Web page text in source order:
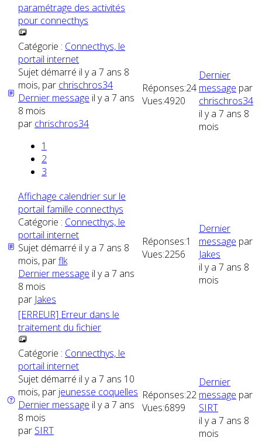
paramétrage des activités
pour connecthys
Catégorie : Connecthys, le
portail internet
Sujet démarré il y a 7 ans 8
mois, par chrischros34
Dernier message il y a 7 ans
8 mois
par chrischros34
1
2
3
Réponses:24
Vues:4920
Dernier
message par
chrischros34
il y a 7 ans 8
mois
Affichage calendrier sur le
portail famille connecthys
Catégorie : Connecthys, le
portail internet
Sujet démarré il y a 7 ans 8
mois, parflk
Dernier message il y a 7 ans
8 mois
par Jakes
Réponses:1
Vues:2256
Dernier
message par
Jakes
il y a 7 ans 8
mois
[ERREUR] Erreur dans le
traitement du fichier
Catégorie : Connecthys, le
portail internet
Sujet démarré il y a 7 ans 10
mois, par jeunesse coquelles
Dernier message il y a 7 ans
8 mois
par SIRT
Réponses:22
Vues:6899
Dernier
message par
SIRT
il y a 7 ans 8
mois